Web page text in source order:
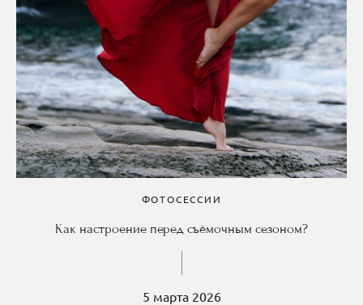
ФОТОСЕССИИ
Как настроение перед съёмочным сезоном?
5 марта 2026